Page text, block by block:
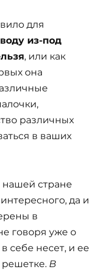
для
воду из-под
, или как
она
различных
в ваших
нашей стране
да и
в
говоря уже о
себе несет, и ее
В